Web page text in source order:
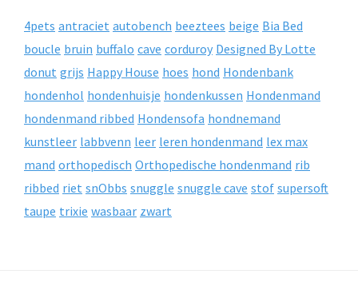
4pets antraciet autobench beeztees beige Bia Bed
boucle bruin buffalo cave corduroy Designed By Lotte
donut grijs Happy House hoes hond Hondenbank
hondenhol hondenhuisje hondenkussen Hondenmand
hondenmand ribbed Hondensofa hondnemand
kunstleer labbvenn leer leren hondenmand lex max
mand orthopedisch Orthopedische hondenmand rib
ribbed riet snObbs snuggle snuggle cave stof supersoft
taupe trixie wasbaar zwart